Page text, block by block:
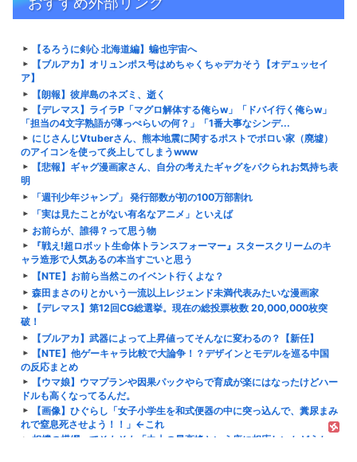
【るろうに剣心 北海道編】蝙也宇宙へ
【ブルアカ】オリュンポス号はめちゃくちゃデカそう【オデュッセイ
ア】
【朗報】彼岸島のネズミ、逝く
【デレマス】ライラP「マグロ解体する俺らw」「ドバイ行く俺らw」
「担当の4文字熟語が薄っぺらいの何？」「1番大事なシンデ...
にじさんじVtuberさん、熊本地震に関するポストでボロい家（廃墟）
のアイコンを使って炎上してしまうwww
【悲報】ギャグ漫画家さん、自分の考えたギャグをパクられお気持ち表
明
「週刊少年ジャンプ」 発行部数が初の100万部割れ
「実は見たことがない有名なアニメ」といえば
お前らが、誰得？って思う物
『戦え!超ロボット生命体トランスフォーマー』スタースクリームのキ
ャラ造形で人気あるの本当すごいと思う
【NTE】お前ら当然このイベント行くよな？
森田まさのりとかいう一流以上レジェンド未満代表みたいな漫画家
【デレマス】第12回CG総選挙。現在の総投票枚数 20,000,000枚突
破！
【ブルアカ】武器によって上昇値ってそんなに変わるの？【新任】
【NTE】他ゲーキャラ比較で大論争！？デザインとモデルを巡る中国
の反応まとめ
【ウマ娘】ウマプランや因果パックやらで育成が楽にはなったけどハー
ドルも高くなってるんだ。
【画像】ひぐらし「女子小学生を和式便器の中に突っ込んで、糞尿まみ
れで窒息死させよう！！」←これ
相撲の横綱ってそもそも「力士の最高峰という座に相応しいかどうか」